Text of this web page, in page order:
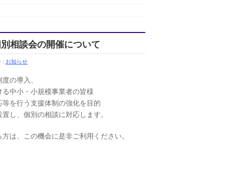
相談会の開催について
: お知らせ
の導入、
中小・小規模事業者の皆様
を行う支援体制の強化を目的
し、個別の相談に対応します。
は、この機会に是非ご利用ください。